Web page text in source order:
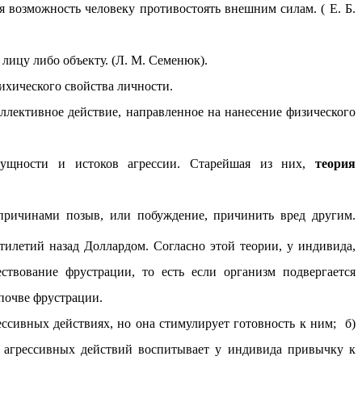
человеку противостоять внешним силам. ( Е. Б.
либо объекту. (Л. М. Семенюк).
свойства личности.
действие, направленное на нанесение физического
и истоков агрессии. Старейшая из них, теория
позыв, или побуждение, причинить вред другим.
назад Доллардом. Согласно этой теории, у индивида,
фрустрации, то есть если организм подвергается
фрустрации.
действиях, но она стимулирует готовность к ним; б)
действий воспитывает у индивида привычку к